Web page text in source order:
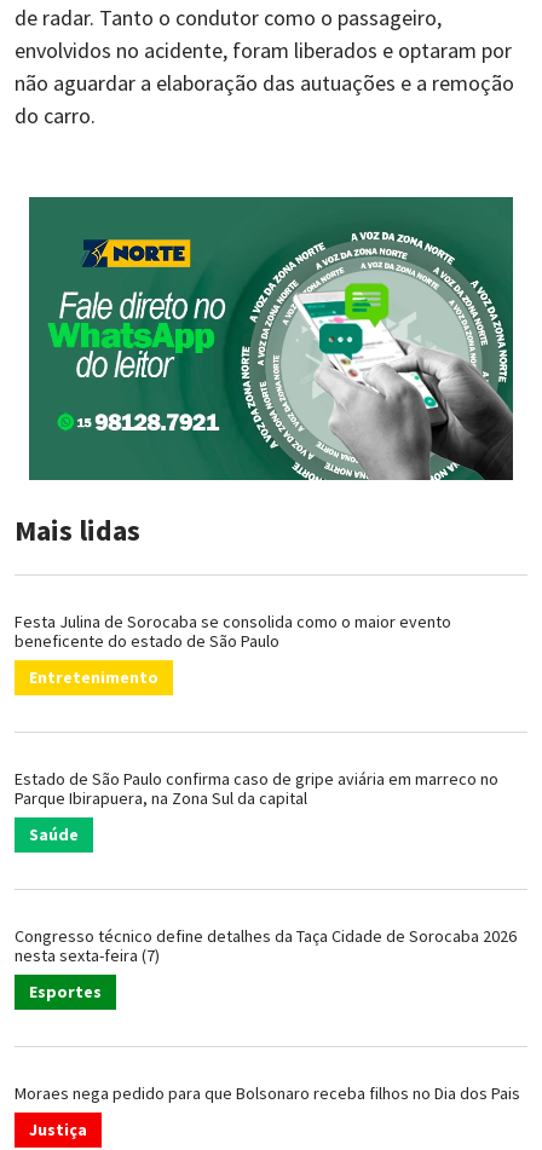
de radar. Tanto o condutor como o passageiro,
envolvidos no acidente, foram liberados e optaram por
não aguardar a elaboração das autuações e a remoção
do carro.
Mais lidas
Festa Julina de Sorocaba se consolida como o maior evento
beneficente do estado de São Paulo
Entretenimento
Estado de São Paulo confirma caso de gripe aviária em marreco no
Parque Ibirapuera, na Zona Sul da capital
Saúde
Congresso técnico define detalhes da Taça Cidade de Sorocaba 2026
nesta sexta-feira (7)
Esportes
Moraes nega pedido para que Bolsonaro receba filhos no Dia dos Pais
Justiça